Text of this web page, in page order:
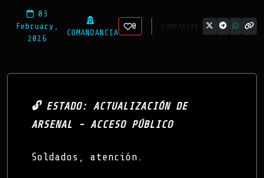
03
February,
2026
COMANDANCIA
0 COMPARTIR:
🔓 ESTADO: ACTUALIZACIÓN DE
ARSENAL - ACCESO PÚBLICO
Soldados, atención.